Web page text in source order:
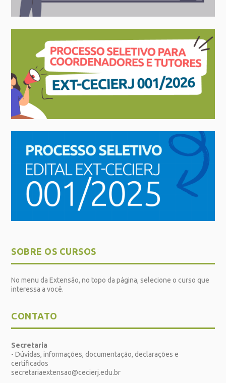
SOBRE OS CURSOS
No menu da Extensão, no topo da página, selecione o curso que
interessa a você.
CONTATO
Secretaria
- Dúvidas, informações, documentação, declarações e
certificados
secretariaextensao@cecierj.edu.br